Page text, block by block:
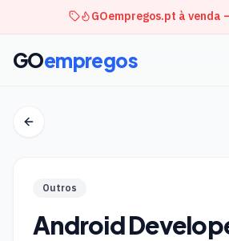
GOempregos.pt à venda
GOempregos
Outros
Android